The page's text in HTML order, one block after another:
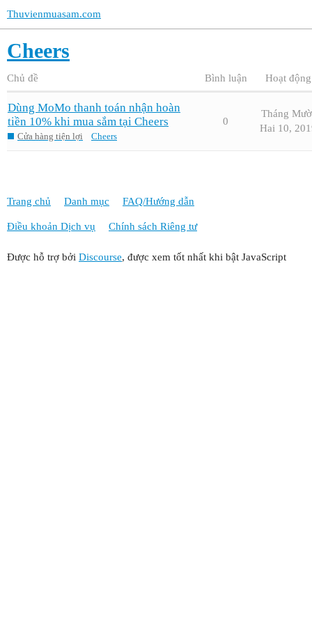
Thuvienmuasam.com
Cheers
Chủ đề Bình luận Hoạt động
Dùng MoMo thanh toán nhận hoàn
tiền 10% khi mua sắm tại Cheers
Cửa hàng tiện lợi Cheers
0
Tháng
Hai 10,
Trang chủ Danh mục FAQ/Hướng dẫn
Điều khoản Dịch vụ Chính sách Riêng tư
Được hỗ trợ bởi Discourse, được xem tốt nhất khi bật JavaScript